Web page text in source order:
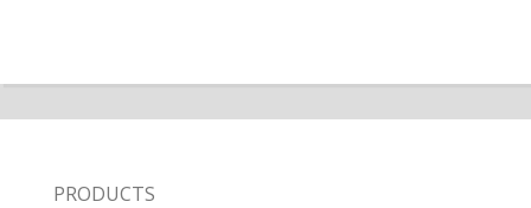
PRODUCTS